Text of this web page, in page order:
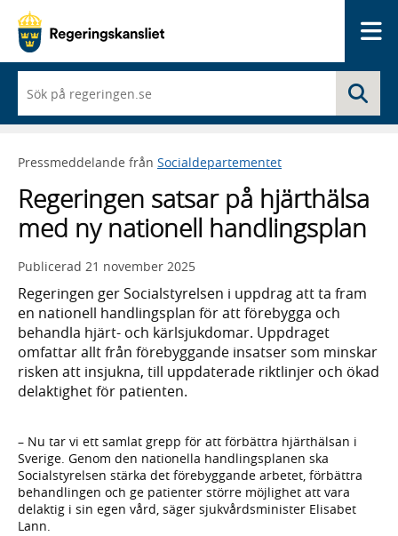
du
börjar
skriva
framträder
lista
med
sökförslag
Pressmeddelande från Socialdepartementet
Regeringen satsar på hjärthälsa
med ny nationell handlingsplan
Publicerad 21 november 2025
Regeringen ger Socialstyrelsen i uppdrag att ta fram
en nationell handlingsplan för att förebygga och
behandla hjärt- och kärlsjukdomar. Uppdraget
omfattar allt från förebyggande insatser som minskar
risken att insjukna, till uppdaterade riktlinjer och ökad
delaktighet för patienten.
– Nu tar vi ett samlat grepp för att förbättra hjärthälsan i
Sverige. Genom den nationella handlingsplanen ska
Socialstyrelsen stärka det förebyggande arbetet, förbättra
behandlingen och ge patienter större möjlighet att vara
delaktig i sin egen vård, säger sjukvårdsminister Elisabet
Lann.